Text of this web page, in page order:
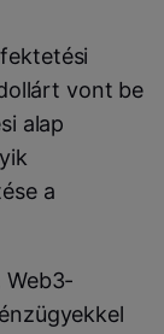
vont be
alap
a